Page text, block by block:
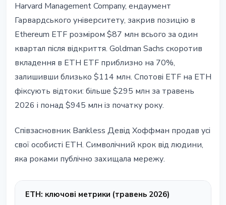
Harvard Management Company, ендаумент
Гарвардського університету, закрив позицію в
Ethereum ETF розміром $87 млн всього за один
квартал після відкриття. Goldman Sachs скоротив
вкладення в ETH ETF приблизно на 70%,
залишивши близько $114 млн. Спотові ETF на ETH
фіксують відтоки: більше $295 млн за травень
2026 і понад $945 млн із початку року.
Співзасновник Bankless Девід Хоффман продав усі
свої особисті ETH. Символічний крок від людини,
яка роками публічно захищала мережу.
ETH: ключові метрики (травень 2026)